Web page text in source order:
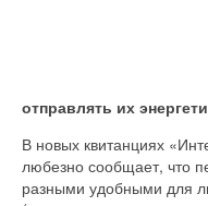
отправлять их
В новых квитанциях
любезно сообщает, что
разными удобными для